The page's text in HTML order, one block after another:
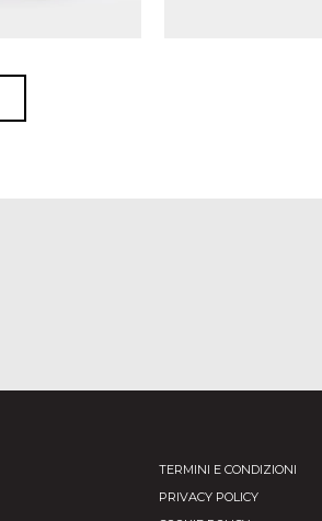
TERMINI E CONDIZIONI
PRIVACY POLICY